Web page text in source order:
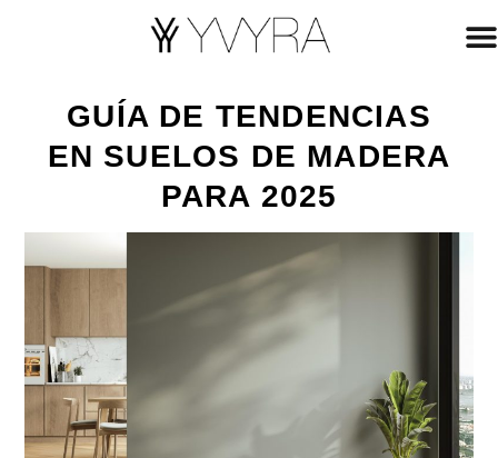
GUÍA DE TENDENCIAS
EN SUELOS DE MADERA
PARA 2025